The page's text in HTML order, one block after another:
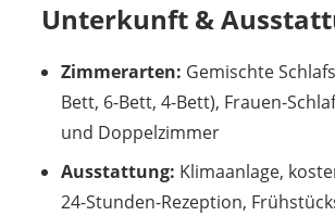
Unterkunft &
Zimmerarten: Gemischte
Bett, 6-Bett, 4-Bett), Frauen-
und Doppelzimmer
Ausstattung: Klimaanlage,
24-Stunden-Rezeption,